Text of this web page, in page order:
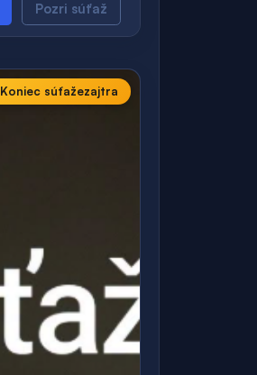
Pozri súťaž
Koniec súťažezajtra